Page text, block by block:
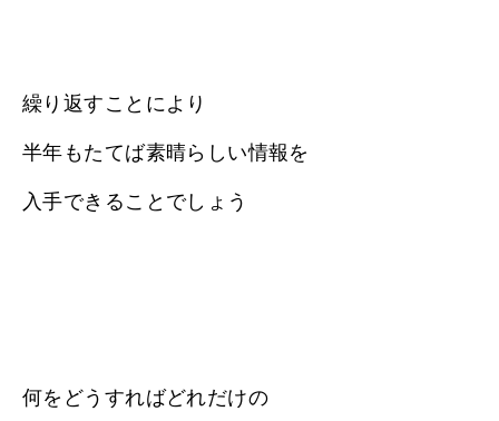
繰り返すことにより
半年もたてば素晴らしい情報を
入手できることでしょう
何をどうすればどれだけの